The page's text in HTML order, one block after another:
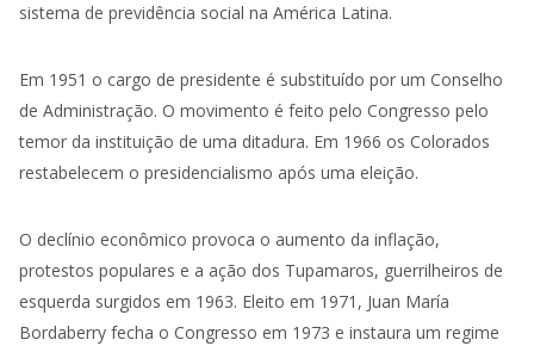
sistema de previdência social na América Latina.
Em 1951 o cargo de presidente é substituído por um Conselho
de Administração. O movimento é feito pelo Congresso pelo
temor da instituição de uma ditadura. Em 1966 os Colorados
restabelecem o presidencialismo após uma eleição.
O declínio econômico provoca o aumento da inflação,
protestos populares e a ação dos Tupamaros, guerrilheiros de
esquerda surgidos em 1963. Eleito em 1971, Juan María
Bordaberry fecha o Congresso em 1973 e instaura um regime